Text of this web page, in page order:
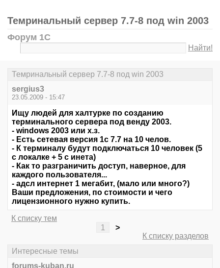
Темринальный сервер 7.7-8 под win 2003
Форум 1С
Найти!
Темринальный сервер 7.7-8 под win 2003
sergius3
23.05.2009 - 15:47
Ищу людей для халтурке по созданию
терминального сервера под венду 2003.
- windows 2003 или х.з.
- Есть сетевая версия 1с 7.7 на 10 челов.
- К терминалу будут подключаться 10 человек (5
с локалке + 5 с инета)
- Как то разграничить доступ, наверное, для
каждого пользователя...
- адсл интернет 1 мегабит, (мало или много?)
Ваши предложения, по стоимости и чего
лицензионного нужно купить.
К списку тем
1
>
К списку разделов
Интересные темы
forums-kuban.ru